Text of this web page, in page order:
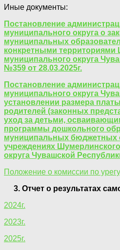
Иные документы:
Постановление
муниципального округа о
муниципальных
конкретными территориями
муниципального округа
№359 от 28.03.2025г.
Постановление
муниципального округа
установлении размера
родителей (законных
уход за детьми,
программы дошкольного
муниципальных бюджетных
учреждениях
округа Чувашской
Положение о комиссии по
3. Отчет о результатах
2024г.
2023г.
2025г.